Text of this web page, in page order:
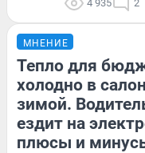
4 935 2
МНЕНИЕ
Тепло для
холодно в
зимой.
ездит на
плюсы и